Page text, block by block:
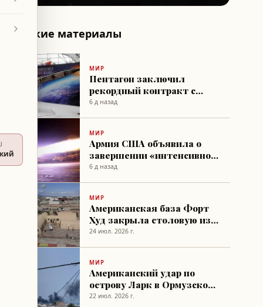
Похожие материалы
МИР
Пентагон заключил
рекордный контракт с
Lockheed Martin на ракеты
6 д назад
МИР
Армия США объявила о
завершении «интенсивной
волны» ударов по Ирану
6 д назад
МИР
Американская база Форт
Худ закрыла столовую из-
за видео с тараканами
24 июл. 2026 г.
МИР
Американский удар по
острову Ларк в Ормузском
проливе
22 июл. 2026 г.